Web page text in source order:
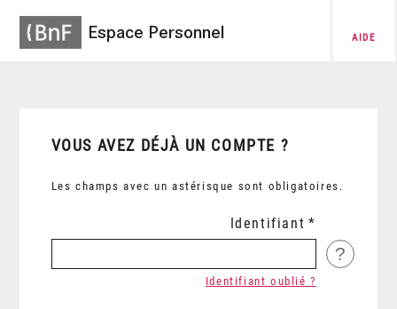
Espace Personnel AIDE
VOUS AVEZ DÉJÀ UN COMPTE ?
Les champs avec un astérisque sont obligatoires.
Identifiant
?
Identifiant oublié ?